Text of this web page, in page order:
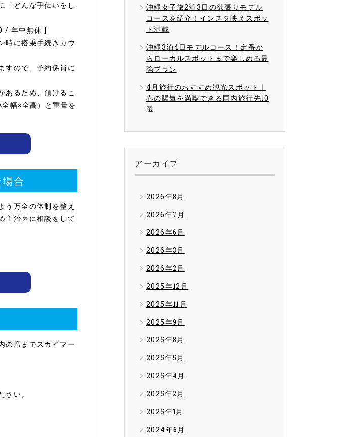
「どんな手伝いをし
/ 年中無休 ]
時に搭乗手続きカウ
すので、予約係員に
あるため、預けるこ
幅×全高）と重量を
合
う万全の体制を整え
主治医に相談をして
の席までスカイマー
い。
沖縄女子旅2泊3日の欲張りモデル
コースを紹介！インスタ映えスポッ
ト満載
沖縄3泊4日モデルコース！定番か
らローカルスポットまで楽しめる最
強プラン
4月旅行のおすすめ観光スポット｜
春の陽気を満喫できる国内旅行先10
選
アーカイブ
2026年8月
2026年7月
2026年6月
2026年3月
2026年2月
2025年12月
2025年11月
2025年9月
2025年8月
2025年5月
2025年4月
2025年2月
2025年1月
2024年6月